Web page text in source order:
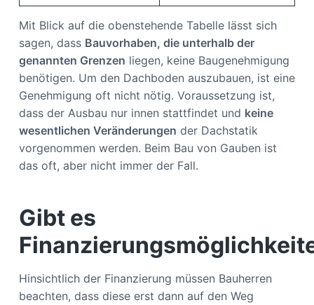
Mit Blick auf die obenstehende Tabelle lässt sich
sagen, dass Bauvorhaben, die unterhalb der
genannten Grenzen liegen, keine Baugenehmigung
benötigen. Um den Dachboden auszubauen, ist eine
Genehmigung oft nicht nötig. Voraussetzung ist,
dass der Ausbau nur innen stattfindet und keine
wesentlichen Veränderungen der Dachstatik
vorgenommen werden. Beim Bau von Gauben ist
das oft, aber nicht immer der Fall.
Gibt es
Hinsichtlich der Finanzierung müssen Bauherren
beachten, dass diese erst dann auf den Weg